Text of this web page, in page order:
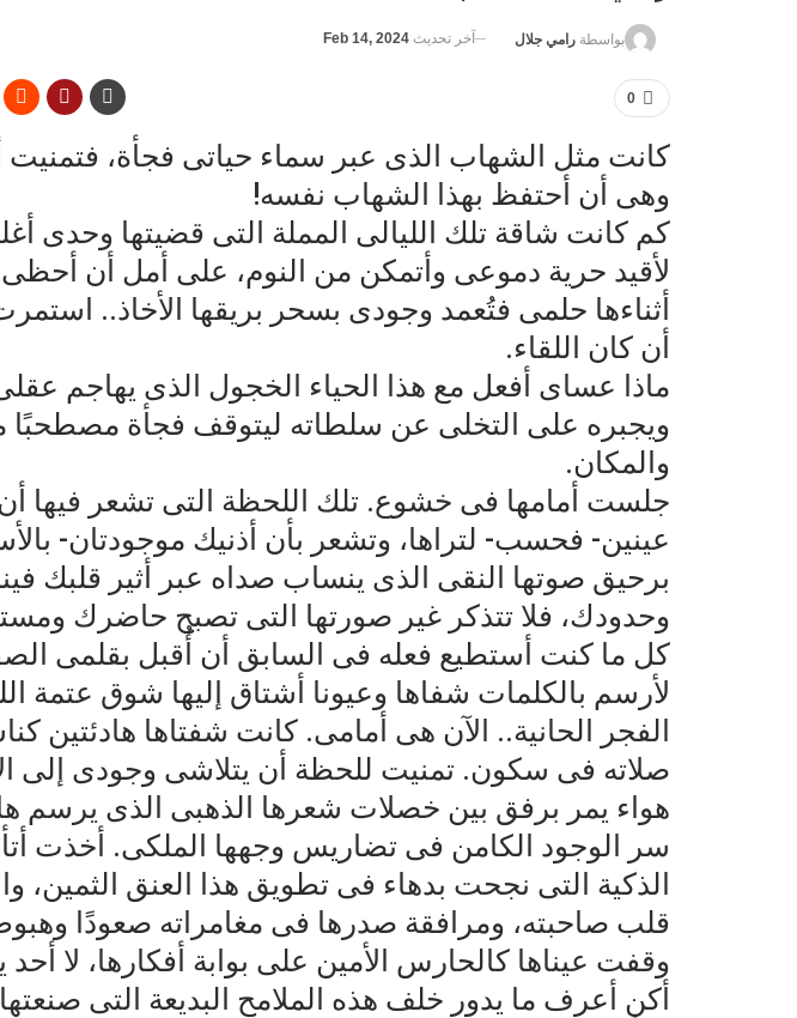
بواسطة رامي جلال آخر تحديث Feb 14, 2024
0
كانت مثل الشهاب الذى عبر سماء حياتى فجأة، فتمنيت
وهى أن أحتفظ بهذا الشهاب نفسه!
كم كانت شاقة تلك الليالى المملة التى قضيتها وحدى
لأقيد حرية دموعى وأتمكن من النوم، على أمل أن
أثناءها حلمى فتُعمد وجودى بسحر بريقها الأخاذ..
أن كان اللقاء.
ماذا عساى أفعل مع هذا الحياء الخجول الذى يهاجم عقلى
ويجبره على التخلى عن سلطاته ليتوقف فجأة مصطحبًا
والمكان.
جلست أمامها فى خشوع. تلك اللحظة التى تشعر فيها
عينين- فحسب- لتراها، وتشعر بأن أذنيك موجودتان-
برحيق صوتها النقى الذى ينساب صداه عبر أثير قلبك
وحدودك، فلا تتذكر غير صورتها التى تصبح حاضرك
كل ما كنت أستطيع فعله فى السابق أن أُقبل بقلمى
لأرسم بالكلمات شفاها وعيونا أشتاق إليها شوق عتمة
الفجر الحانية.. الآن هى أمامى. كانت شفتاها هادئتين
صلاته فى سكون. تمنيت للحظة أن يتلاشى وجودى إلى
هواء يمر برفق بين خصلات شعرها الذهبى الذى يرسم
سر الوجود الكامن فى تضاريس وجهها الملكى. أخذت
الذكية التى نجحت بدهاء فى تطويق هذا العنق الثمين،
قلب صاحبته، ومرافقة صدرها فى مغامراته صعودًا
وقفت عيناها كالحارس الأمين على بوابة أفكارها، لا
أكن أعرف ما يدور خلف هذه الملامح البديعة التى